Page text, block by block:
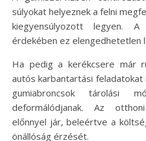
súlyokat helyeznek a felni
kiegyensúlyozott legyen. A
érdekében ez elengedhetetlen
Ha pedig a kerékcsere már
autós karbantartási feladatokat
gumiabroncsok tárolási
deformálódjanak. Az
előnnyel jár, beleértve a
önállóság érzését.